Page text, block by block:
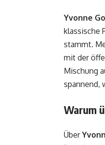
Yvonne
klassische
stammt.
mit der
Mischung
spannend,
Warum
Über